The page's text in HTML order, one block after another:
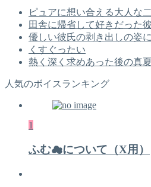
ピュアに想い合える大人な
田舎に帰省して好きだった
優しい彼氏の剥き出しの姿
くすぐったい
熱く深く求めあった後の真
人気のボイスランキング
1
ふむ☁について（X用）